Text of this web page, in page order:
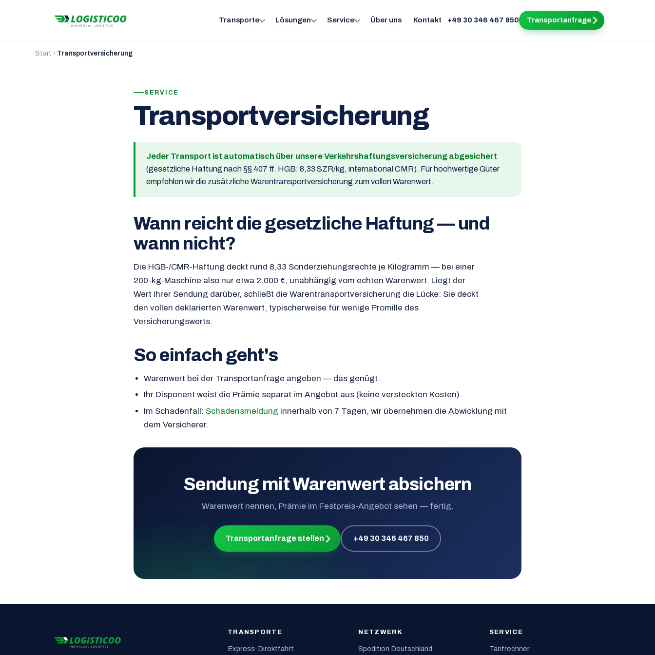
Transporte Lösungen Service Über uns Kontakt +49 30 346 467 850 Transportanfrage
Start › Transportversicherung
SERVICE
Transportversicherung
Jeder Transport ist automatisch über unsere Verkehrshaftungsversicherung abgesichert
(gesetzliche Haftung nach §§ 407 ff. HGB: 8,33 SZR/kg, international CMR). Für hochwertige Güter
empfehlen wir die zusätzliche Warentransportversicherung zum vollen Warenwert.
Wann reicht die gesetzliche Haftung — und
wann nicht?
Die HGB-/CMR-Haftung deckt rund 8,33 Sonderziehungsrechte je Kilogramm — bei einer
200-kg-Maschine also nur etwa 2.000 €, unabhängig vom echten Warenwert. Liegt der
Wert Ihrer Sendung darüber, schließt die Warentransportversicherung die Lücke: Sie deckt
den vollen deklarierten Warenwert, typischerweise für wenige Promille des
Versicherungswerts.
So einfach geht's
Warenwert bei der Transportanfrage angeben — das genügt.
Ihr Disponent weist die Prämie separat im Angebot aus (keine versteckten Kosten).
Im Schadenfall: Schadensmeldung innerhalb von 7 Tagen, wir übernehmen die Abwicklung mit
dem Versicherer.
Sendung mit Warenwert absichern
Warenwert nennen, Prämie im Festpreis-Angebot sehen — fertig.
Transportanfrage stellen +49 30 346 467 850
TRANSPORTE
Express-Direktfahrt
NETZWERK
Spedition Deutschland
SERVICE
Tarifrechner